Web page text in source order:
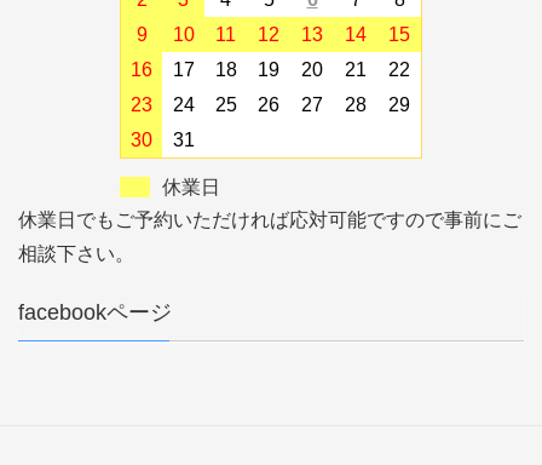
9
10 11 12 13 14
15
16
17 18 19 20 21
22
23
24 25 26 27 28
29
30
31
休業日
休業日でもご予約いただければ応対可能ですので事前にご
相談下さい。
facebookページ